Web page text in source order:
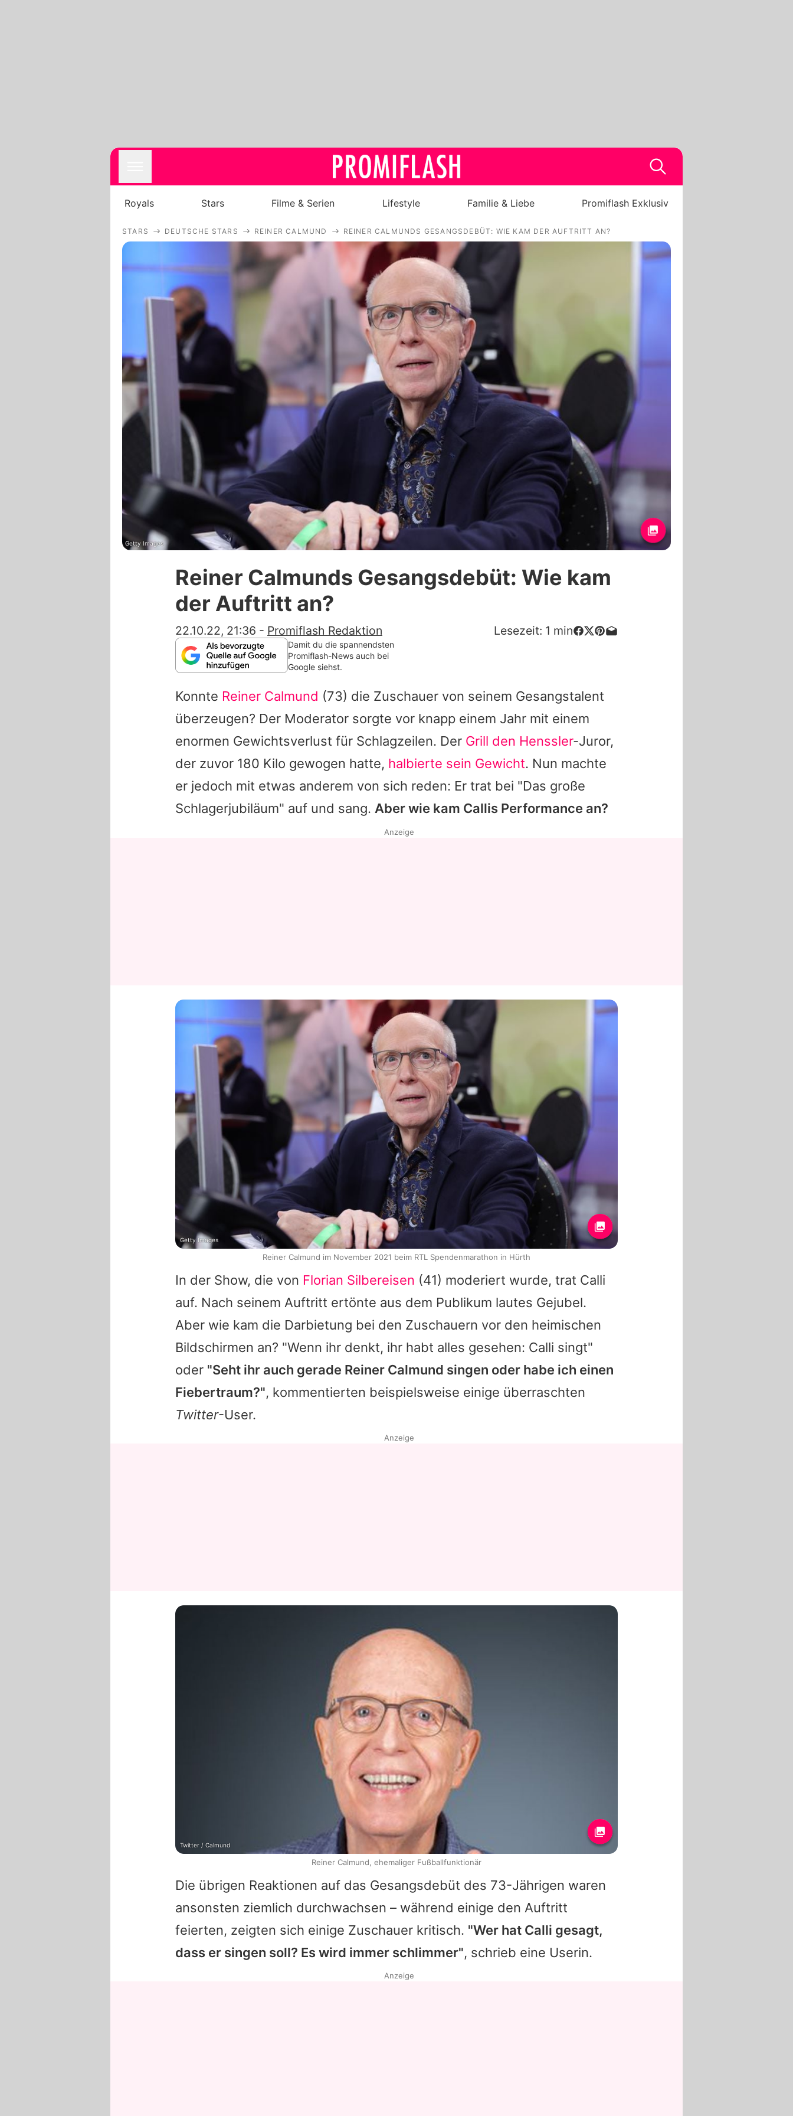
Royals
Stars
Filme & Serien
Lifestyle
Familie & Liebe
Promiflash Exklusiv
Alle Themen auf Promiflash
Jobs
App runterladen
Team
Redaktionelle Richtlinien
Impressum
Datenschutzerklärung
Nutzungsbedingungen
Royals Stars Filme & Serien Lifestyle Familie & Liebe Promiflash Exklusiv
STARS DEUTSCHE STARS REINER CALMUND REINER CALMUNDS GESANGSDEBÜT: WIE KAM DER AUFTRITT AN?
Getty Images
Reiner Calmunds Gesangsdebüt: Wie kam
der Auftritt an?
22.10.22, 21:36 - Promiflash Redaktion Lesezeit: 1 min
Damit du die spannendsten
Promiflash-News auch bei
Google siehst.
Konnte Reiner Calmund (73) die Zuschauer von seinem Gesangstalent
überzeugen? Der Moderator sorgte vor knapp einem Jahr mit einem
enormen Gewichtsverlust für Schlagzeilen. Der Grill den Henssler-Juror,
der zuvor 180 Kilo gewogen hatte, halbierte sein Gewicht. Nun machte
er jedoch mit etwas anderem von sich reden: Er trat bei "Das große
Schlagerjubiläum" auf und sang. Aber wie kam Callis Performance an?
In der Show, die von Florian Silbereisen (41) moderiert wurde, trat Calli
auf. Nach seinem Auftritt ertönte aus dem Publikum lautes Gejubel.
Aber wie kam die Darbietung bei den Zuschauern vor den heimischen
Bildschirmen an? "Wenn ihr denkt, ihr habt alles gesehen: Calli singt"
oder "Seht ihr auch gerade Reiner Calmund singen oder habe ich einen
Fiebertraum?", kommentierten beispielsweise einige überraschten
Twitter-User.
Die übrigen Reaktionen auf das Gesangsdebüt des 73-Jährigen waren
ansonsten ziemlich durchwachsen – während einige den Auftritt
feierten, zeigten sich einige Zuschauer kritisch. "Wer hat Calli gesagt,
dass er singen soll? Es wird immer schlimmer", schrieb eine Userin.
Anzeige
Getty Images
Reiner Calmund im November 2021 beim RTL Spendenmarathon in Hürth
Anzeige
Twitter / Calmund
Reiner Calmund, ehemaliger Fußballfunktionär
Anzeige